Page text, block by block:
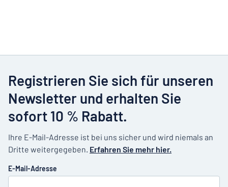
Registrieren Sie sich für unseren
Newsletter und erhalten Sie
sofort 10 % Rabatt.
Ihre E-Mail-Adresse ist bei uns sicher und wird niemals an
Dritte weitergegeben. Erfahren Sie mehr hier.
E-Mail-Adresse